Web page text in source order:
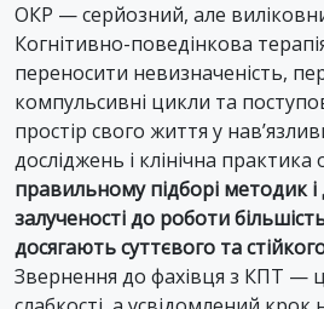
ОКР — серйозний, але
Когнітивно-поведінкова
переносити невизначеність,
компульсивні цикли та
простір свого життя у
досліджень і клінічна практика
правильному підборі методик і
залученості до роботи
досягають суттєвого та
Звернення до фахівця з КПТ —